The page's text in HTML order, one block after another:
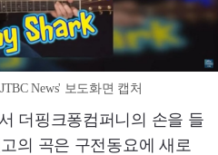
News' 보도화면 캡처
더핑크퐁컴퍼니의 손을 들
의 곡은 구전동요에 새로